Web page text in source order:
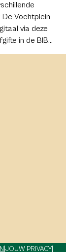
Vochtplein
via deze
in de BIB
het
in de
van
JOUW PRIVACY